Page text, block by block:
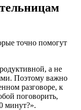
точно помогут
а не
Поэтому важно
разговоре, к
поговорить,
минут?».